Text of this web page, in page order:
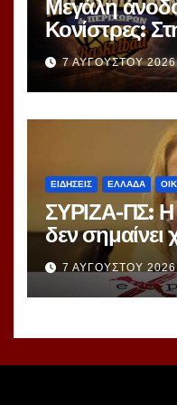
Μεγάλη
Κονίστρες:
νέα σεζόν –
ομάδες!
7 ΑΥΓΟΎΣΤΟΥ
ΕΙΔΗΣΕΙΣ ΕΛΛΑΔΑ
ΣΥΡΙΖΑ-ΠΣ: Η
δεν σημαίνει
χρόνια
7 ΑΥΓΟΎΣΤΟΥ